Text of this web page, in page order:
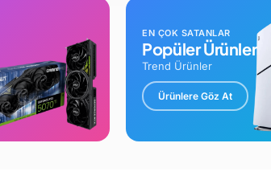
EN ÇOK SATANLAR
Popüler Ürünler
Trend Ürünler
Ürünlere Göz At